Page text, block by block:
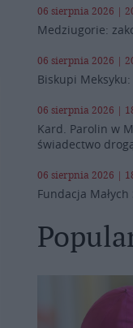
06 sierpnia 2026 |
Medziugorie:
06 sierpnia 2026 |
Biskupi
06 sierpnia 2026 |
Kard. Parolin w
świadectwo
06 sierpnia 2026 |
Fundacja Małych